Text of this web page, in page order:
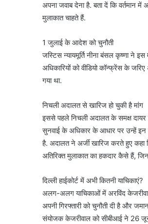
अपना जवाब देना है. बता दें कि वर्तमान
मुलाकात चाहते हैं.
1 जुलाई के आदेश को चुनौती
जस्टिस न्यायमूर्ति नीना बंसल कृष्णा ने
अधिकारियों को वीडियो कॉन्फ्रेंस के
गया था.
निचली अदालत से खारिज हो चुकी है मांग
इससे पहले निचली अदालत के समक्ष
सुनवाई के अधिकार के आधार पर उन्हें इन
है. अदालत ने अर्जी खारिज करते हुए कहा
अतिरिक्त मुलाकात का हकदार कैसे हैं,
दिल्ली हाईकोर्ट में अभी कितनी याचिकाएं?
अलग-अलग याचिकाओं में अरविंद केजरीवाल
अपनी गिरफ्तारी को चुनौती दी है और
संयोजक केजरीवाल को सीबीआई ने 26 जून